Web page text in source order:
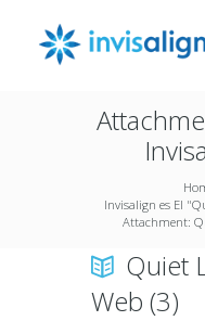
Invisalign es El
Attachment:
Quiet
Web (3)